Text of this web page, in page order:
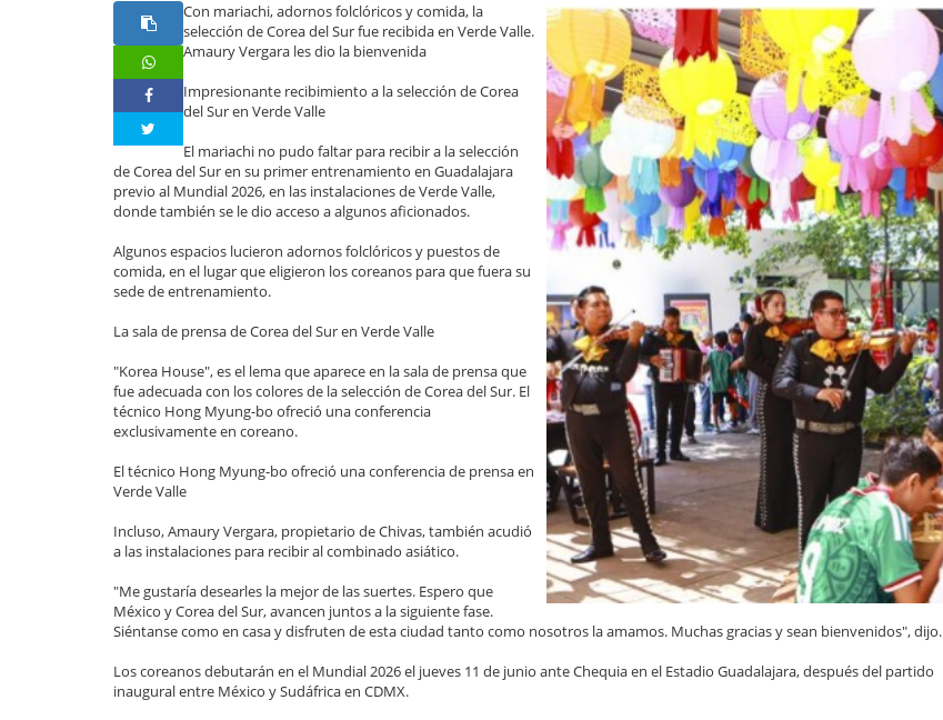
Con mariachi, adornos folclóricos y comida, la
selección de Corea del Sur fue recibida en Verde Valle.
Amaury Vergara les dio la bienvenida
Impresionante recibimiento a la selección de Corea
del Sur en Verde Valle
El mariachi no pudo faltar para recibir a la selección
de Corea del Sur en su primer entrenamiento en Guadalajara
previo al Mundial 2026, en las instalaciones de Verde Valle,
donde también se le dio acceso a algunos aficionados.
Algunos espacios lucieron adornos folclóricos y puestos de
comida, en el lugar que eligieron los coreanos para que fuera su
sede de entrenamiento.
La sala de prensa de Corea del Sur en Verde Valle
"Korea House", es el lema que aparece en la sala de prensa que
fue adecuada con los colores de la selección de Corea del Sur. El
técnico Hong Myung-bo ofreció una conferencia
exclusivamente en coreano.
El técnico Hong Myung-bo ofreció una conferencia de prensa en
Verde Valle
Incluso, Amaury Vergara, propietario de Chivas, también acudió
a las instalaciones para recibir al combinado asiático.
"Me gustaría desearles la mejor de las suertes. Espero que
México y Corea del Sur, avancen juntos a la siguiente fase.
Siéntanse como en casa y disfruten de esta ciudad tanto como nosotros la amamos. Muchas gracias y sean bienvenidos", dijo.
Los coreanos debutarán en el Mundial 2026 el jueves 11 de junio ante Chequia en el Estadio Guadalajara, después del partido
inaugural entre México y Sudáfrica en CDMX.